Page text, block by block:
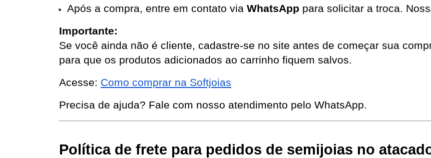
Após a compra, entre em contato via WhatsApp para solicitar a troca.
Importante:
Se você ainda não é cliente, cadastre-se no site antes de começar sua
para que os produtos adicionados ao carrinho fiquem salvos.
Acesse: Como comprar na Softjoias
Precisa de ajuda? Fale com nosso atendimento pelo WhatsApp.
Política de frete para pedidos de semijoias no